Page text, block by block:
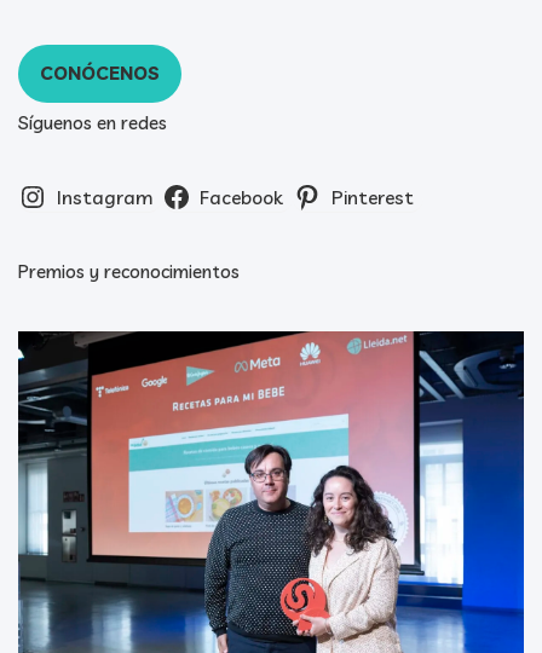
CONÓCENOS
Síguenos en redes
Instagram Facebook Pinterest
Premios y reconocimientos